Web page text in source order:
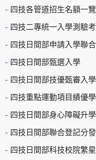
四技各管道招生名額一
四技二專統一入學測驗
四技日間部申請入學聯
四技日間部甄選入學
四技日間部技優甄審入學
四技重點運動項目績優
四技日間部身心障礙升
四技日間部聯合登記分發
四技日間部科技校院繁